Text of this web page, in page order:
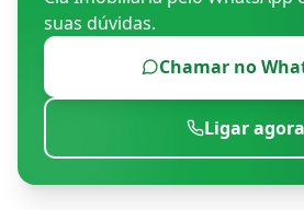
suas dúvidas.
Chamar no
Ligar agora